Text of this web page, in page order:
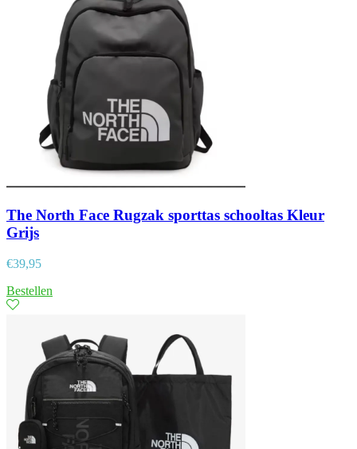
The North Face Rugzak sporttas schooltas Kleur
Grijs
€39,95
Bestellen